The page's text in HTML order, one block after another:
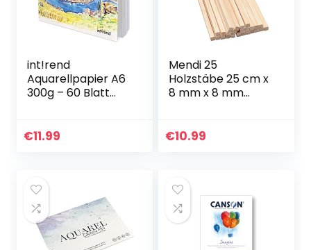
int!rend
Aquarellpapier A6
300g – 60 Blatt
– Papierblock für
€11.99
Mendi 25
Holzstäbe 25 cm x
8 mm x 8 mm
€10.99